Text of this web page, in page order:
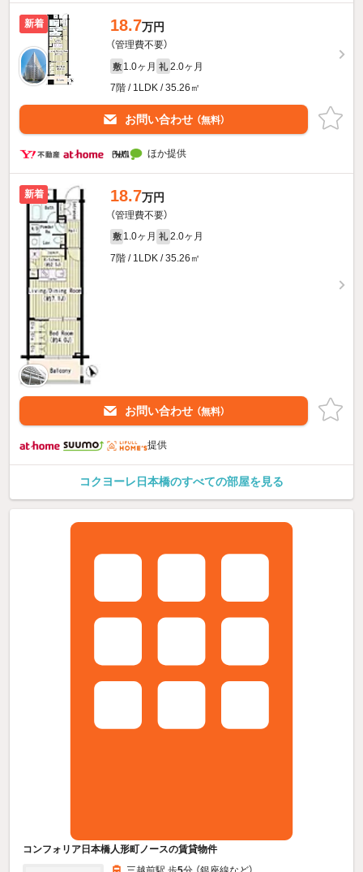
新着 18.7万円
（管理費不要）
敷 1.0ヶ月 礼 2.0ヶ月
7階 / 1LDK / 35.26㎡
お問い合わせ （無料）
ほか提供
新着 18.7万円
（管理費不要）
敷 1.0ヶ月 礼 2.0ヶ月
7階 / 1LDK / 35.26㎡
お問い合わせ （無料）
提供
コクヨーレ日本橋のすべての部屋を見る
コンフォリア日本橋人形町ノースの賃貸物件